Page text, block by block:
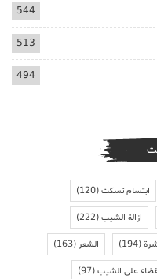
544
513
494
ابتسام تسكت(120)
ازالة الشيب(222)
(194) الشعر(163)
على الشيب(97)